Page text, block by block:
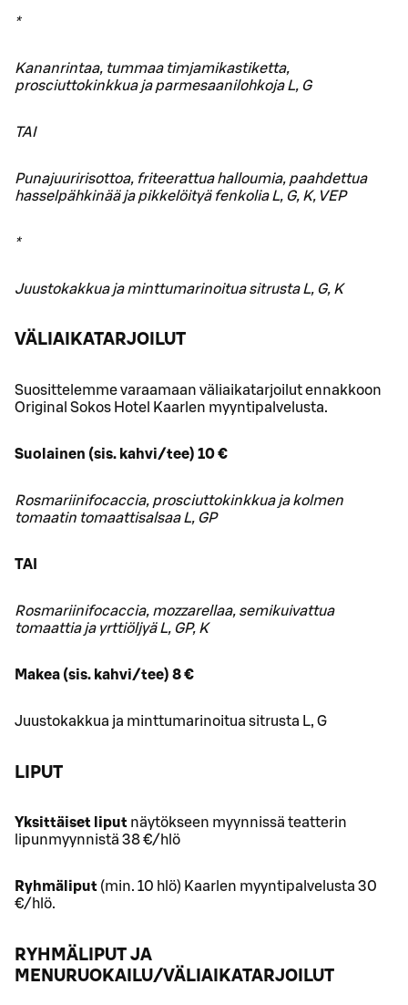
*
Kananrintaa, tummaa timjamikastiketta,
prosciuttokinkkua ja parmesaanilohkoja L, G
TAI
Punajuuririsottoa, friteerattua halloumia, paahdettua
hasselpähkinää ja pikkelöityä fenkolia L, G, K, VEP
*
Juustokakkua ja minttumarinoitua sitrusta L, G, K
VÄLIAIKATARJOILUT
Suosittelemme varaamaan väliaikatarjoilut ennakkoon
Original Sokos Hotel Kaarlen myyntipalvelusta.
Suolainen (sis. kahvi/tee) 10 €
Rosmariinifocaccia, prosciuttokinkkua ja kolmen
tomaatin tomaattisalsaa L, GP
TAI
Rosmariinifocaccia, mozzarellaa, semikuivattua
tomaattia ja yrttiöljyä L, GP, K
Makea (sis. kahvi/tee) 8 €
Juustokakkua ja minttumarinoitua sitrusta L, G
LIPUT
Yksittäiset liput näytökseen myynnissä teatterin
lipunmyynnistä 38 €/hlö
Ryhmäliput (min. 10 hlö) Kaarlen myyntipalvelusta 30
€/hlö.
RYHMÄLIPUT JA
MENURUOKAILU/VÄLIAIKATARJOILUT